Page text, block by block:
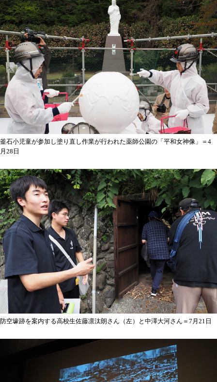
釜石小児童が参加し塗り直し作業が行われた薬師公園の「平和女神像」＝4
月28日
防空壕跡を案内する高校生佐藤凛汰朗さん（左）と中澤大河さん＝7月21日